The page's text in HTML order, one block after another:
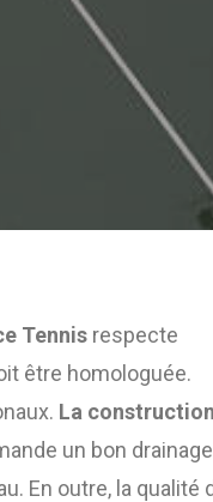
Tennis respecte
être homologuée.
La construction
un bon
En outre, la qualité